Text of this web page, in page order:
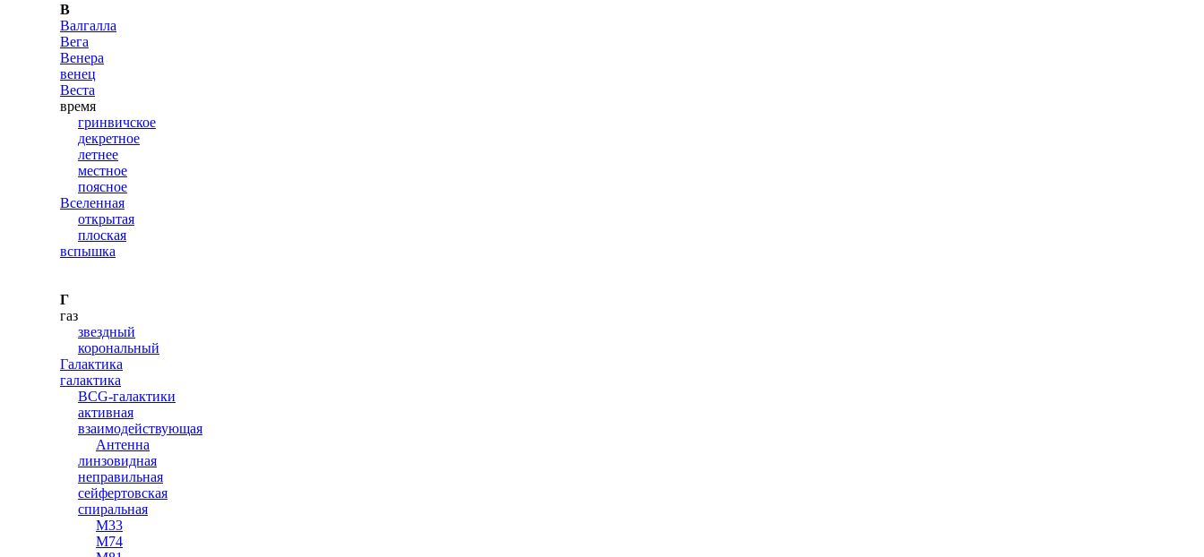
В
Валгалла
Вега
Венера
венец
Веста
время
гринвичское
декретное
летнее
местное
поясное
Вселенная
открытая
плоская
вспышка
Г
газ
звездный
корональный
Галактика
галактика
BCG-галактики
активная
взаимодействующая
Антенна
линзовидная
неправильная
сейфертовская
спиральная
М33
M74